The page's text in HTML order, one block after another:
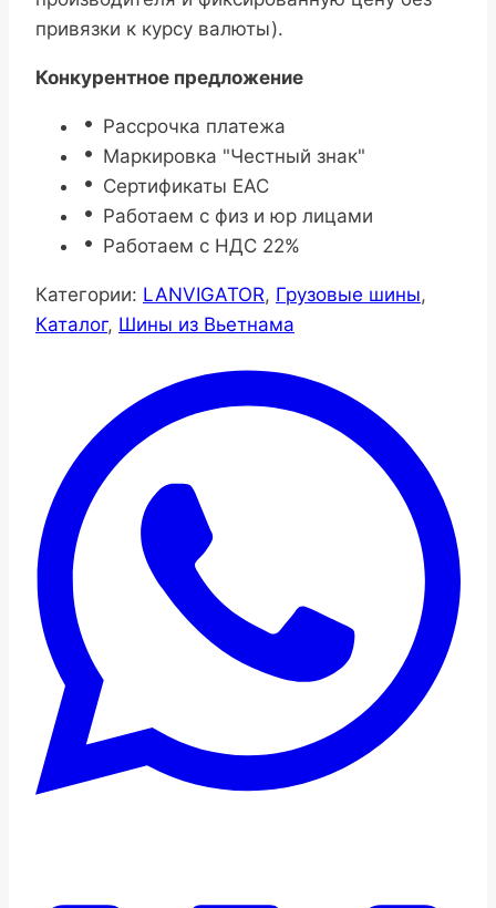
привязки к курсу валюты).
Конкурентное предложение
Рассрочка платежа
Маркировка "Честный знак"
Сертификаты ЕАС
Работаем с физ и юр лицами
Работаем с НДС 22%
Категории: LANVIGATOR, Грузовые шины,
Каталог, Шины из Вьетнама